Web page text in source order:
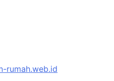
rumah.web.id